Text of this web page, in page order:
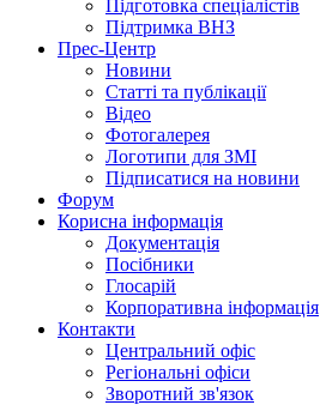
Підготовка спеціалістів
Підтримка ВНЗ
Прес-Центр
Новини
Статті та публікації
Відео
Фотогалерея
Логотипи для ЗМІ
Підписатися на новини
Форум
Корисна інформація
Документація
Посібники
Глосарій
Корпоративна інформація
Контакти
Центральний офіс
Регіональні офіси
Зворотний зв'язок